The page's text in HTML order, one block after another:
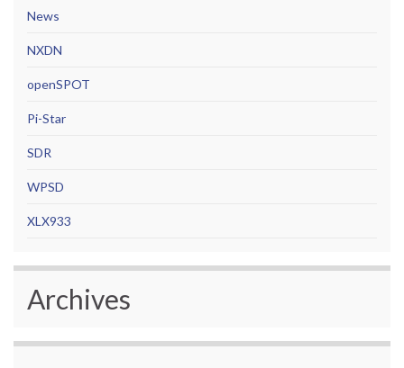
News
NXDN
openSPOT
Pi-Star
SDR
WPSD
XLX933
Archives